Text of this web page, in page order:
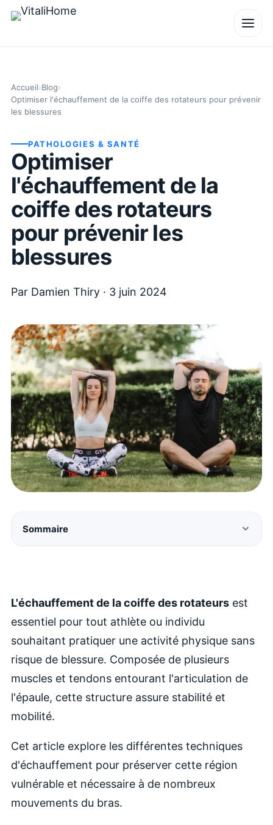
Accueil›Blog›
Optimiser l'échauffement de la coiffe des rotateurs pour prévenir
les blessures
PATHOLOGIES & SANTÉ
Optimiser
l'échauffement de la
coiffe des rotateurs
pour prévenir les
blessures
Par Damien Thiry · 3 juin 2024
Sommaire
L'échauffement de la coiffe des rotateurs est
essentiel pour tout athlète ou individu
souhaitant pratiquer une activité physique sans
risque de blessure. Composée de plusieurs
muscles et tendons entourant l'articulation de
l'épaule, cette structure assure stabilité et
mobilité.
Cet article explore les différentes techniques
d'échauffement pour préserver cette région
vulnérable et nécessaire à de nombreux
mouvements du bras.